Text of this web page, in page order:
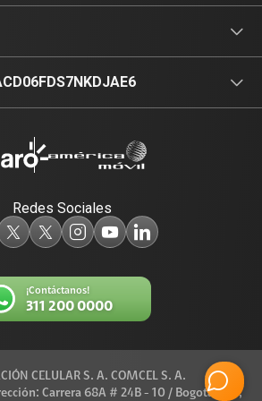
Redes Sociales
¡Contáctanos!
311 200 0000
CELULAR S. A. COMCEL S. A.
Carrera 68A # 24B - 10 / Bogotá D.C.,